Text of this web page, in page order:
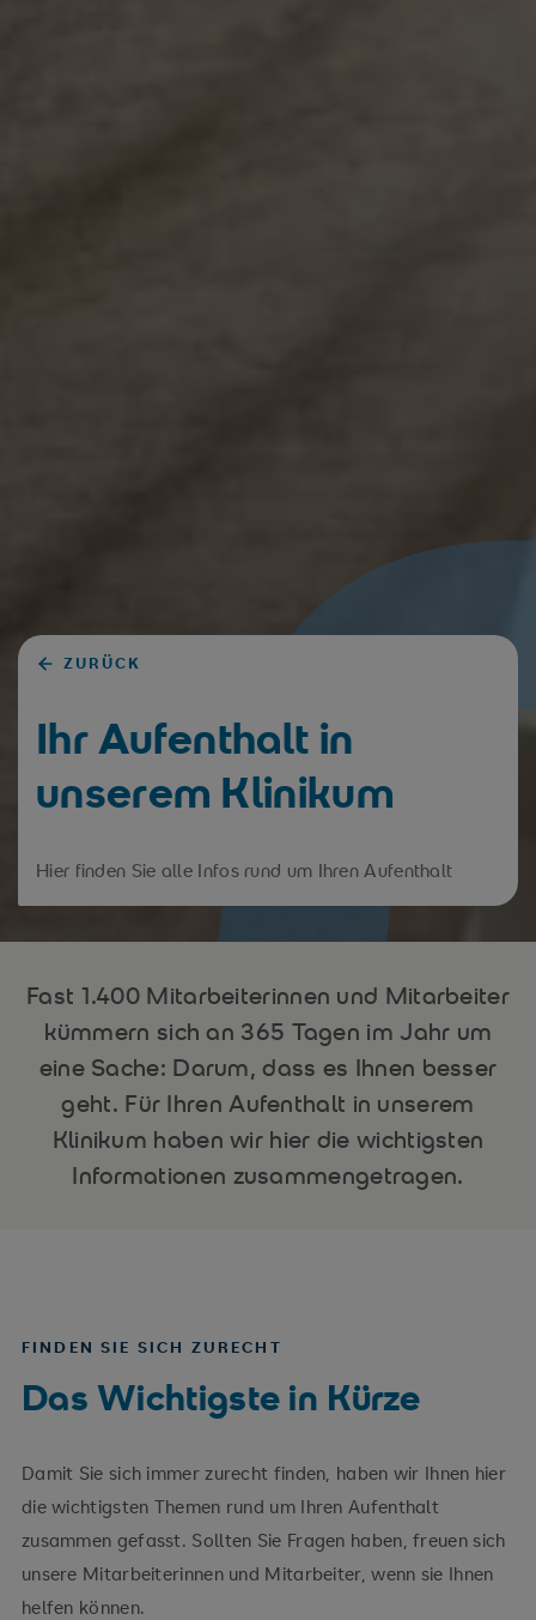
ZURÜCK
Ihr Aufenthalt in
unserem Klinikum
Hier finden Sie alle Infos rund um Ihren Aufenthalt
Fast 1.400 Mitarbeiterinnen und Mitarbeiter
kümmern sich an 365 Tagen im Jahr um
eine Sache: Darum, dass es Ihnen besser
geht. Für Ihren Aufenthalt in unserem
Klinikum haben wir hier die wichtigsten
Informationen zusammengetragen.
FINDEN SIE SICH ZURECHT
Das Wichtigste in Kürze
Damit Sie sich immer zurecht finden, haben wir Ihnen hier
die wichtigsten Themen rund um Ihren Aufenthalt
zusammen gefasst. Sollten Sie Fragen haben, freuen sich
unsere Mitarbeiterinnen und Mitarbeiter, wenn sie Ihnen
helfen können.